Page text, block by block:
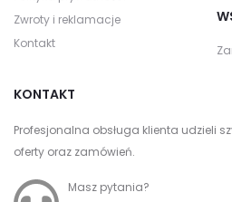
Zwroty i reklamacje
Kontakt
KONTAKT
Profesjonalna obsługa klienta udzieli
oferty oraz zamówień.
Masz pytania?